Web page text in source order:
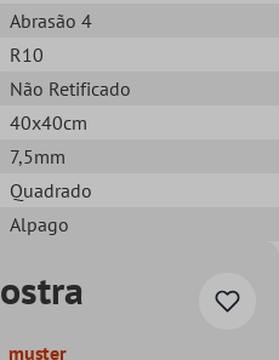
Abrasão 4
R10
Não Retificado
40x40cm
7,5mm
Quadrado
Alpago